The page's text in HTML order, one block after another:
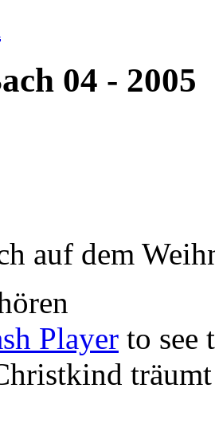
04 - 2005
auf dem
Player to see
träumt